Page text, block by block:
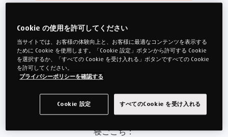
スになりました。
クリアランスでも、安心の10年長期保証と、公式ネ
ットストア特典の送料無料(沖縄県・離島を除く)が
付いています。※アウトレットを除く
シングルマットレスは残りわずかとなりました。在
庫限りですので、お早目にご購入ください。
保証：
寝ごこち：
Cookie の使用を許可してください
当サイトでは、お客様の体験向上と、お客様に最適なコンテンツを表示する
ために Cookie を使用します。「Cookie 設定」ボタンから許可する Cookie
を選択するか、「すべての Cookie を受け入れる」ボタンですべての Cookie
を許可してください。
プライバシーポリシーを確認する
Cookie 設定 すべてのCookie を受け入れる